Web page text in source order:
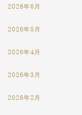
2026年6月
2026年5月
2026年4月
2026年3月
2026年2月